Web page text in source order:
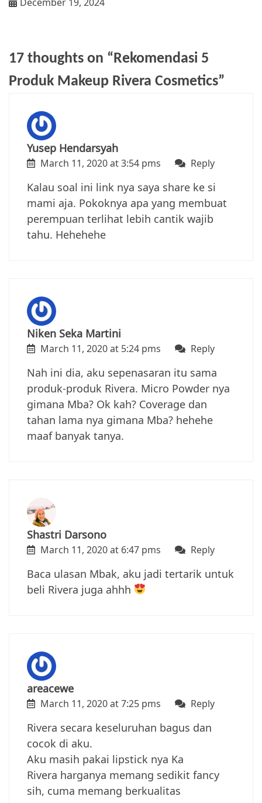
17 thoughts on “Rekomendasi 5
Produk Makeup Rivera Cosmetics”
Yusep Hendarsyah
March 11, 2020 at 3:54 pms Reply
Kalau soal ini link nya saya share ke si
mami aja. Pokoknya apa yang membuat
perempuan terlihat lebih cantik wajib
tahu. Hehehehe
Niken Seka Martini
March 11, 2020 at 5:24 pms Reply
Nah ini dia, aku sepenasaran itu sama
produk-produk Rivera. Micro Powder nya
gimana Mba? Ok kah? Coverage dan
tahan lama nya gimana Mba? hehehe
maaf banyak tanya.
Shastri Darsono
March 11, 2020 at 6:47 pms Reply
Baca ulasan Mbak, aku jadi tertarik untuk
beli Rivera juga ahhh
areacewe
March 11, 2020 at 7:25 pms Reply
Rivera secara keseluruhan bagus dan
cocok di aku.
Aku masih pakai lipstick nya Ka
Rivera harganya memang sedikit fancy
sih, cuma memang berkualitas